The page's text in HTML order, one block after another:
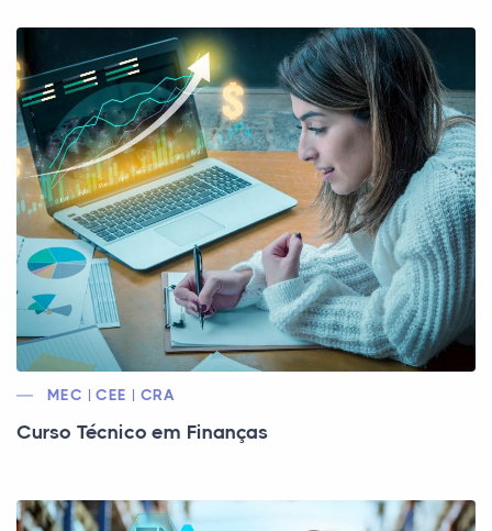
MEC | CEE | CRA
Curso Técnico em Finanças